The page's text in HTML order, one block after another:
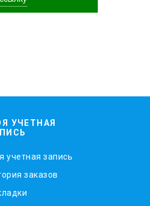
УЧЕТНАЯ
учетная запись
заказов